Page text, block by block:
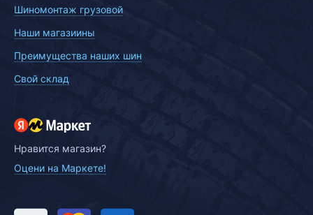
Шиномонтаж грузовой
Наши магазиины
Преимущества наших шин
Свой склад
Нравится магазин?
Оцени на Маркете!